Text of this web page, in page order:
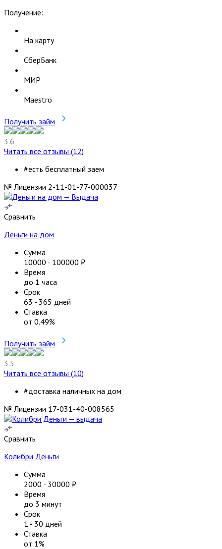
Получение:
На карту
СберБанк
МИР
Maestro
Получить займ
3.6
Читать все отзывы (12)
#есть бесплатный заем
№ Лицензии 2-11-01-77-000037
Сравнить
Деньги на дом
Сумма
10000 - 100000 ₽
Время
до 1 часа
Срок
63 - 365 дней
Ставка
от 0.49%
Получить займ
3.5
Читать все отзывы (10)
#доставка наличных на дом
№ Лицензии 17-031-40-008565
Сравнить
Колибри Деньги
Сумма
2000 - 30000 ₽
Время
до 3 минут
Срок
1 - 30 дней
Ставка
от 1%